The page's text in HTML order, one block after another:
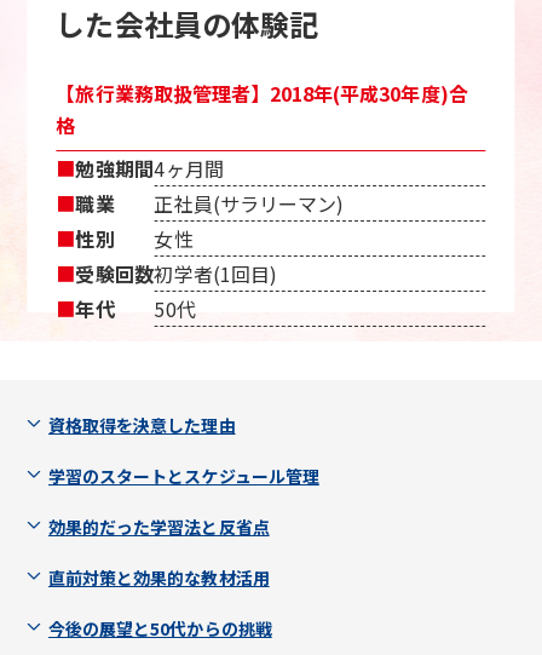
した会社員の体験記
【旅行業務取扱管理者】2018年(平成30年度)合
格
■勉強期間4ヶ月間
■職業
正社員(サラリーマン)
■性別
女性
■受験回数初学者(1回目)
■年代 50代
資格取得を決意した理由
学習のスタートとスケジュール管理
効果的だった学習法と反省点
直前対策と効果的な教材活用
今後の展望と50代からの挑戦